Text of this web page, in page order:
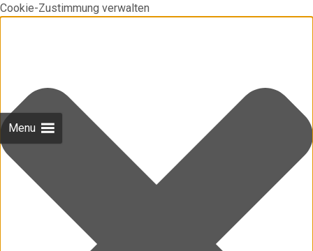
Cookie-Zustimmung verwalten
Menu